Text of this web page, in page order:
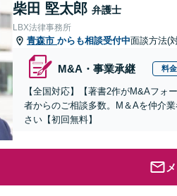
柴田 堅太郎 弁護士
LBX法律事務所
青森市 からも相談受付中面談方法(
M&A・事業承継 料
【全国対応】【著書2作がM&Aフォ
者からのご相談多数。M＆Aを仲介
さい【初回無料】